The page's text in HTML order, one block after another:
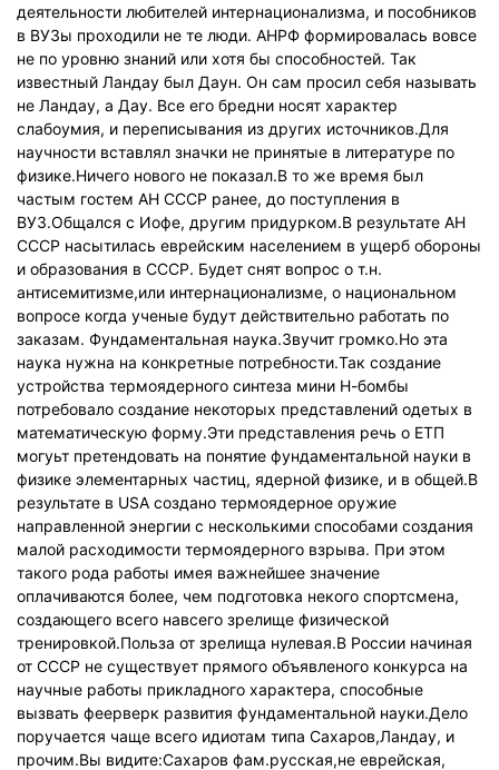
деятельности любителей интернационализма, и пособников
в ВУЗы проходили не те люди. АНРФ формировалась вовсе
не по уровню знаний или хотя бы способностей. Так
известный Ландау был Даун. Он сам просил себя называть
не Ландау, а Дау. Все его бредни носят характер
слабоумия, и переписывания из других источников.Для
научности вставлял значки не принятые в литературе по
физике.Ничего нового не показал.В то же время был
частым гостем АН СССР ранее, до поступления в
ВУЗ.Общался с Иофе, другим придурком.В результате АН
СССР насытилась еврейским населением в ущерб обороны
и образования в СССР. Будет снят вопрос о т.н.
антисемитизме,или интернационализме, о национальном
вопросе когда ученые будут действительно работать по
заказам. Фундаментальная наука.Звучит громко.Но эта
наука нужна на конкретные потребности.Так создание
устройства термоядерного синтеза мини Н-бомбы
потребовало создание некоторых представлений одетых в
математическую форму.Эти представления речь о ЕТП
могуьт претендовать на понятие фундаментальной науки в
физике элементарных частиц, ядерной физике, и в общей.В
результате в USA создано термоядерное оружие
направленной энергии с несколькими способами создания
малой расходимости термоядерного взрыва. При этом
такого рода работы имея важнейшее значение
оплачиваются более, чем подготовка некого спортсмена,
создающего всего навсего зрелище физической
тренировкой.Польза от зрелища нулевая.В России начиная
от СССР не существует прямого объявленого конкурса на
научные работы прикладного характера, способные
вызвать феерверк развития фундаментальной науки.Дело
поручается чаще всего идиотам типа Сахаров,Ландау, и
прочим.Вы видите:Сахаров фам.русская,не еврейская,